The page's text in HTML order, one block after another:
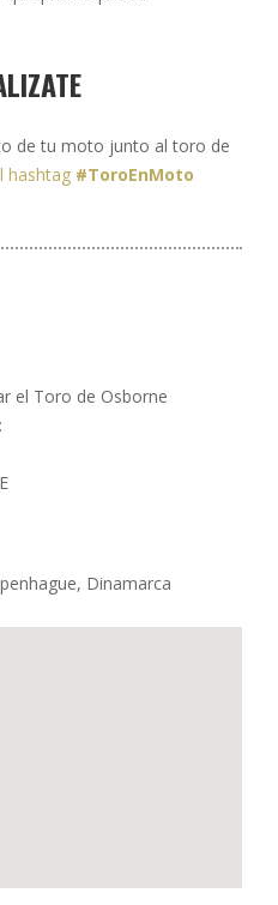
de tu moto junto al toro de
hashtag #ToroEnMoto
el Toro de Osborne
Dinamarca